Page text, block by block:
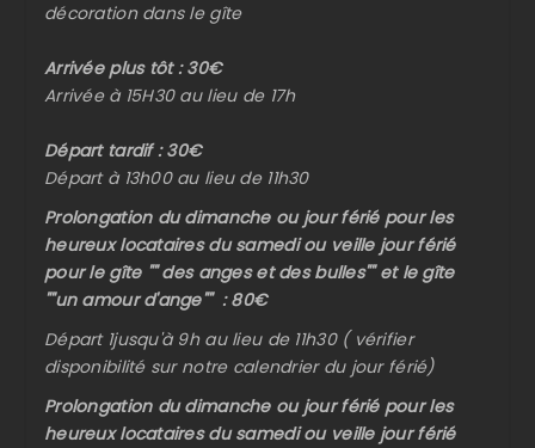
décoration dans le gîte
Arrivée plus tôt : 30€
Arrivée à 15H30 au lieu de 17h
Départ tardif : 30€
Départ à 13h00 au lieu de 11h30
Prolongation du dimanche ou jour férié pour les
heureux locataires du samedi ou veille jour férié
pour le gîte "" des anges et des bulles"" et le gîte
""un amour d'ange"" : 80€
Départ 1jusqu'à 9h au lieu de 11h30 ( vérifier
disponibilité sur notre calendrier du jour férié)
Prolongation du dimanche ou jour férié pour les
heureux locataires du samedi ou veille jour férié